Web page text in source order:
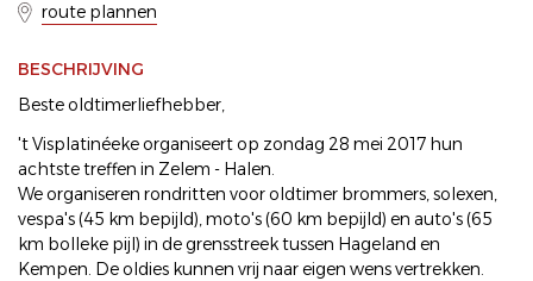
route plannen
BESCHRIJVING
Beste oldtimerliefhebber,
't Visplatinéeke organiseert op zondag 28 mei 2017 hun
achtste treffen in Zelem - Halen.
We organiseren rondritten voor oldtimer brommers, solexen,
vespa's (45 km bepijld), moto's (60 km bepijld) en auto's (65
km bolleke pijl) in de grensstreek tussen Hageland en
Kempen. De oldies kunnen vrij naar eigen wens vertrekken.